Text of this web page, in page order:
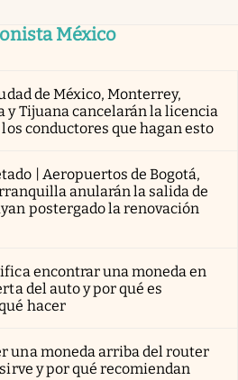
México
de México, Monterrey,
y Tijuana cancelarán la licencia
conductores que hagan esto
| Aeropuertos de Bogotá,
anularán la salida de
postergado la renovación
encontrar una moneda en
del auto y por qué es
hacer
una moneda arriba del router
y por qué recomiendan